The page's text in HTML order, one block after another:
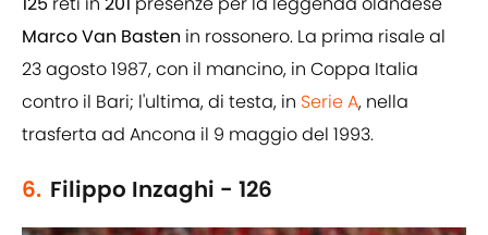
Marco Van Basten in rossonero. La prima risale al
23 agosto 1987, con il mancino, in Coppa Italia
contro il Bari; l'ultima, di testa, in Serie A, nella
trasferta ad Ancona il 9 maggio del 1993.
6. Filippo Inzaghi - 126